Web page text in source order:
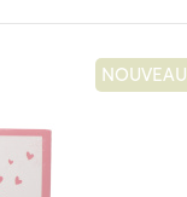
NOUVEAU